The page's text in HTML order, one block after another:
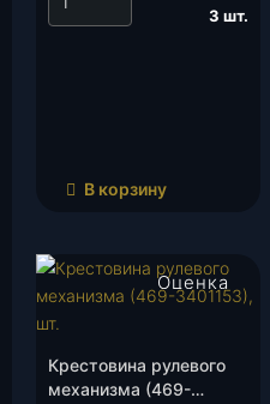
3 шт.
В корзину
Крестовина рулевого
механизма (469-
Оценка
4.00из 5